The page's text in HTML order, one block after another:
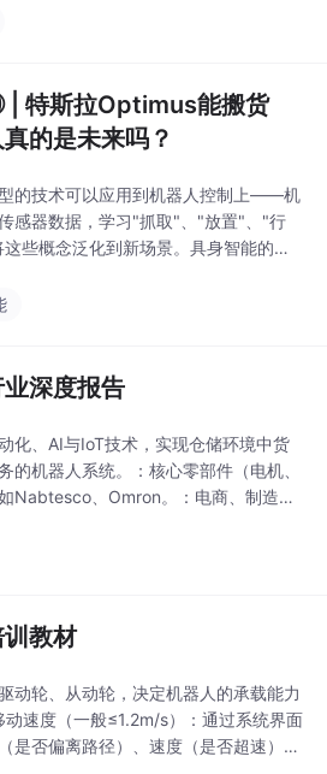
，实现了从单纯数量堆积到智能协同作
| 特斯拉Optimus能搬货
的是未来吗？
的技术可以应用到机器人控制上——机
感器数据，学习"抓取"、"放置"、"行
些概念泛化到新场景。具身智能的机
，然后基于对世界的"理解"，自主决定
深度报告
化、AI与IoT技术，实现仓储环境中货
的机器人系统。：核心零部件（电机、
Nabtesco、Omron。：电商、制造、
（2025年）：机器人本体与系统集成
教材
动轮、从动轮，决定机器人的承载能力
速度（一般≤1.2m/s）：通过系统界面
否偏离路径）、速度（是否超速）、